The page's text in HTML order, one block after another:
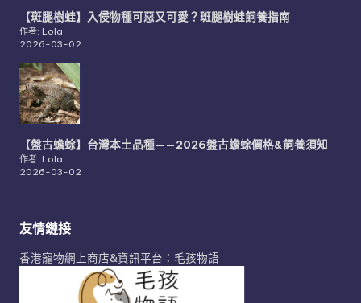
【斑腿樹蛙】入侵物種可惡又可愛？斑腿樹蛙飼養指南
作者: Lola
2026-03-02
【盤古蟾蜍】台灣本土品種——2026盤古蟾蜍價格&飼養須知
作者: Lola
2026-03-02
友情鏈接
香港寵物網上商店&資訊平台：毛孩物語